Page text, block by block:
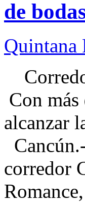
de
Quintana
Con
alcanzar
corredor